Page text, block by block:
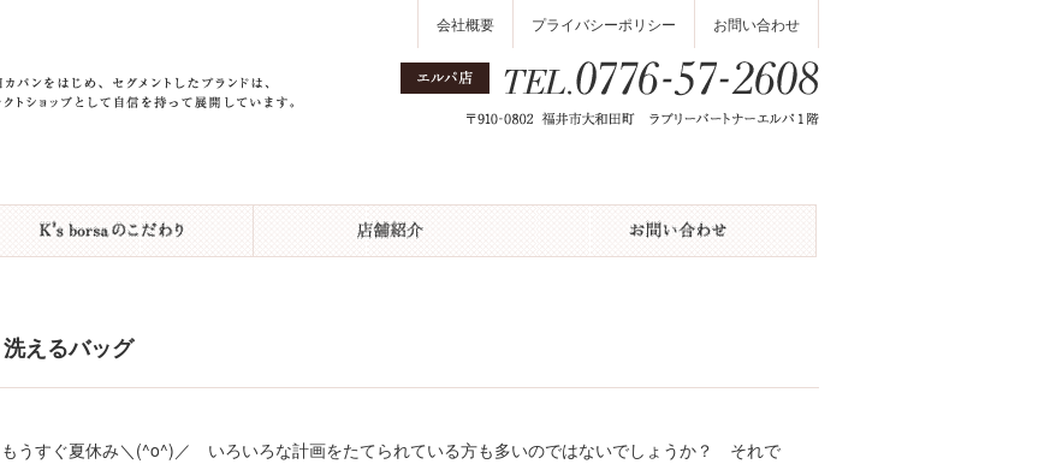
会社概要 プライバシーポリシー お問い合わせ
洗えるバッグ
もうすぐ夏休み＼(^o^)／ いろいろな計画をたてられている方も多いのではないでしょうか？ それで